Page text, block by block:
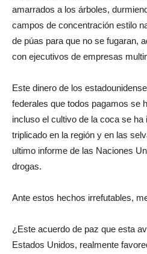
amarrados a los árboles,
campos de concentración estilo
de púas para que no se fugaran,
con ejecutivos de empresas
Este dinero de los
federales que todos pagamos se
incluso el cultivo de la coca se
triplicado en la región y en las
ultimo informe de las Naciones
drogas.
Ante estos hechos irrefutables,
¿Este acuerdo de paz que esta
Estados Unidos, realmente